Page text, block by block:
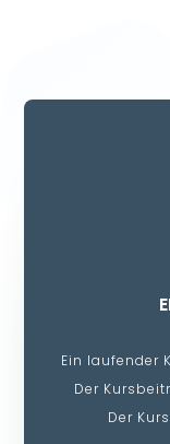
Ein laufender
Der
Der